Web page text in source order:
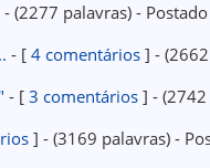
- (2277 palavras) -
- [4 comentários ] -
- [3 comentários ] -
] - (3169 palavras) -